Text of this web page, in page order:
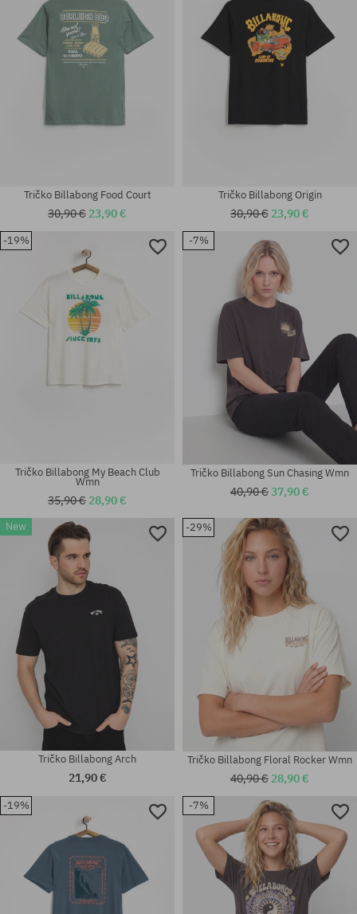
Dostupné veľkosti:
Dostupné veľkosti:
Dostupné veľkosti:
Tričko Billabong Food Court
30,90 € 23,90 €
Dostupné veľkosti:
Tričko Billabong Origin
30,90 € 23,90 €
-19%
Dostupné veľkosti:
Tričko Billabong My Beach Club
Wmn
35,90 € 28,90 €
-7%
Dostupné veľkosti:
XS; S
Tričko Billabong Sun Chasing Wmn
40,90 €37,90 €
New
Tričko Billabong Arch
21,90 €
-29%
Tričko Billabong Floral Rocker Wmn
40,90 € 28,90 €
-19% -7%